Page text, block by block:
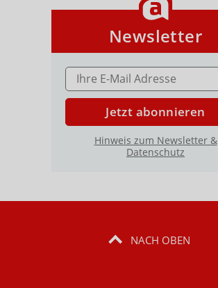
Newsletter
E-MAIL ADRESSE
Jetzt abonnieren
Hinweis zum Newsletter &
Datenschutz
NACH OBEN